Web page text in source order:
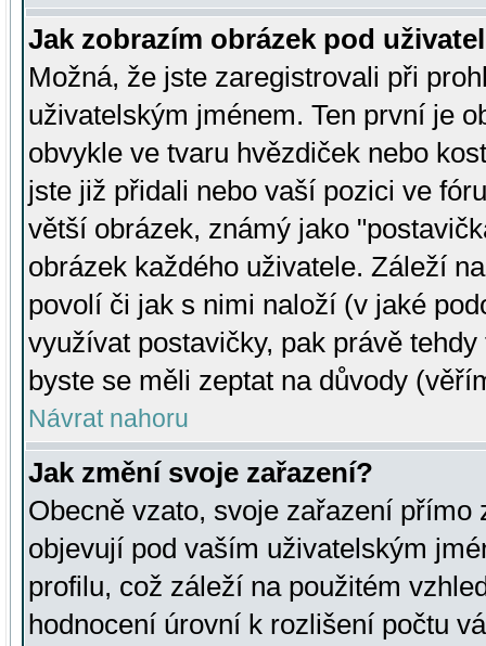
Jak zobrazím obrázek pod
Možná, že jste zaregistrovali při
uživatelským jménem. Ten první je
obvykle ve tvaru hvězdiček nebo
jste již přidali nebo vaší pozici ve
větší obrázek, známý jako
obrázek každého uživatele. Záleží
povolí či jak s nimi naloží (v jaké
využívat postavičky, pak právě
byste se měli zeptat na důvody
Návrat nahoru
Jak změní svoje zařazení?
Obecně vzato, svoje zařazení přímo
objevují pod vaším uživatelským
profilu, což záleží na použitém
hodnocení úrovní k rozlišení počtu